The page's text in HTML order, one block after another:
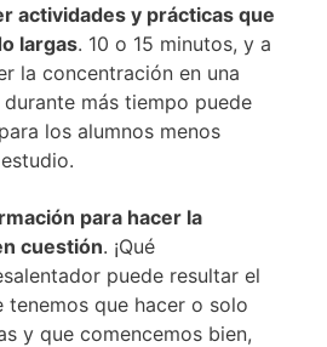
actividades y prácticas que
largas. 10 o 15 minutos, y a
la concentración en una
más tiempo puede
los alumnos menos
para hacer la
cuestión. ¡Qué
puede resultar el
tenemos que hacer o solo
y que comencemos bien,